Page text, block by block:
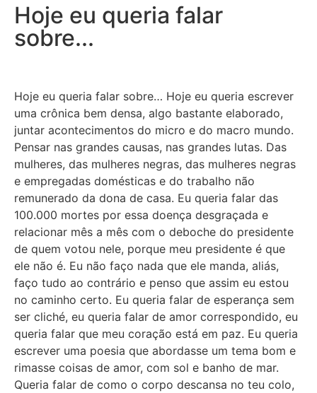
Hoje eu queria falar
sobre...
Hoje eu queria falar sobre… Hoje eu queria escrever
uma crônica bem densa, algo bastante elaborado,
juntar acontecimentos do micro e do macro mundo.
Pensar nas grandes causas, nas grandes lutas. Das
mulheres, das mulheres negras, das mulheres negras
e empregadas domésticas e do trabalho não
remunerado da dona de casa. Eu queria falar das
100.000 mortes por essa doença desgraçada e
relacionar mês a mês com o deboche do presidente
de quem votou nele, porque meu presidente é que
ele não é. Eu não faço nada que ele manda, aliás,
faço tudo ao contrário e penso que assim eu estou
no caminho certo. Eu queria falar de esperança sem
ser cliché, eu queria falar de amor correspondido, eu
queria falar que meu coração está em paz. Eu queria
escrever uma poesia que abordasse um tema bom e
rimasse coisas de amor, com sol e banho de mar.
Queria falar de como o corpo descansa no teu colo,